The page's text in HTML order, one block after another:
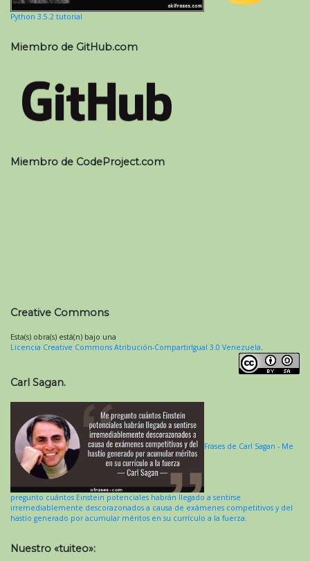
Python 3.5.2 tutorial
Miembro de GitHub.com
Miembro de CodeProject.com
Creative Commons
Esta(s) obra(s) está(n) bajo una
Licencia Creative Commons Atribución-CompartirIgual 3.0 Venezuela
Carl Sagan.
Frases de Carl Sagan - Me
pregunto cuántos Einstein potenciales habrán llegado a sentirse
irremediablemente descorazonados a causa de exámenes competitivos y del
hastío generado por acumular méritos en su currículo a la fuerza.
Nuestro «tuiteo»: